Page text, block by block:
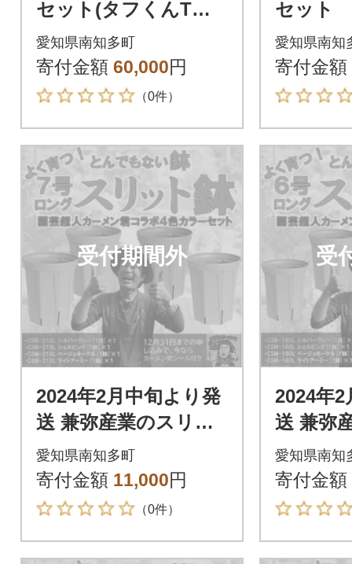
セット(タフくんTシ
ャツ2枚付き)
愛知県南知多町
寄付金額 60,000円
（0件）
セット
愛知県南知
寄付金額
受付期間外
2024年2月中旬より発
送 兼弥産業のスリッ
ト鉢 CSM-210L カー
メン君オリジナルカ
ラー 4色
愛知県南知多町
寄付金額 11,000円
（0件）
受
2024年2
送 兼弥
ト鉢
メン君
ラー 4色
愛知県南知
寄付金額